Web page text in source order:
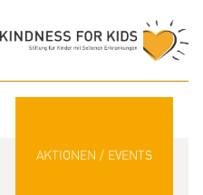
AKTIONEN / EVENTS